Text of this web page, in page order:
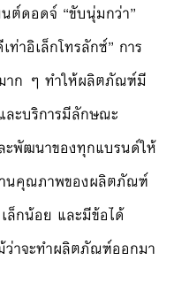
ต์ดอดจ์ “ขับนุ่มกว่า”
าอิเล็กโทรลักซ์” การ
มาก ๆ ทำให้ผลิตภัณฑ์มี
ะบริการมีลักษณะ
พัฒนาของทุกแบรนด์ให้
นคุณภาพของผลิตภัณฑ์
ล็กน้อย และมีข้อได้
ว่าจะทำผลิตภัณฑ์ออกมา